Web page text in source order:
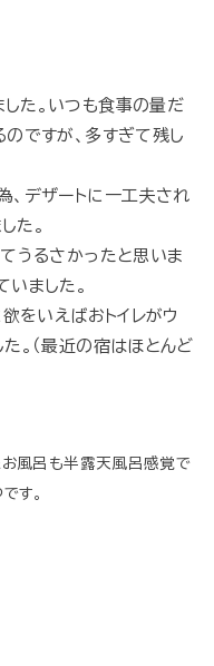
た。いつも食事の量だ
のですが、多すぎて残し
、デザートに一工夫され
た。
うるさかったと思いま
いました。
をいえばおトイレがウ
。（最近の宿はほとんど
お風呂も半露天風呂感覚で
す。